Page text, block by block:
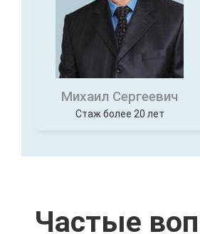
Михаил Сергеевич
Стаж более 20 лет
Частые